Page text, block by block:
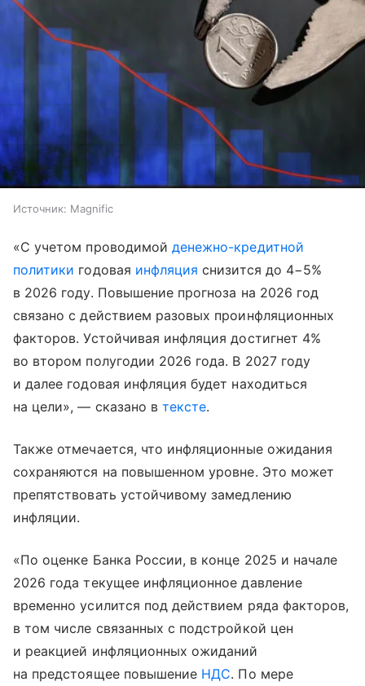
Источник: Magnific
«С учетом проводимойденежно-кредитной
политики годовая инфляция снизится до 4−5%
в 2026 году. Повышение прогноза на 2026 год
связано с действием разовых проинфляционных
факторов. Устойчивая инфляция достигнет 4%
во втором полугодии 2026 года. В 2027 году
и далее годовая инфляция будет находиться
на цели», — сказано втексте.
Также отмечается, что инфляционные ожидания
сохраняются на повышенном уровне. Это может
препятствовать устойчивому замедлению
инфляции.
«По оценке Банка России, в конце 2025 и начале
2026 года текущее инфляционное давление
временно усилится под действием ряда факторов,
в том числе связанных с подстройкой цен
и реакцией инфляционных ожиданий
на предстоящее повышение НДС. По мере